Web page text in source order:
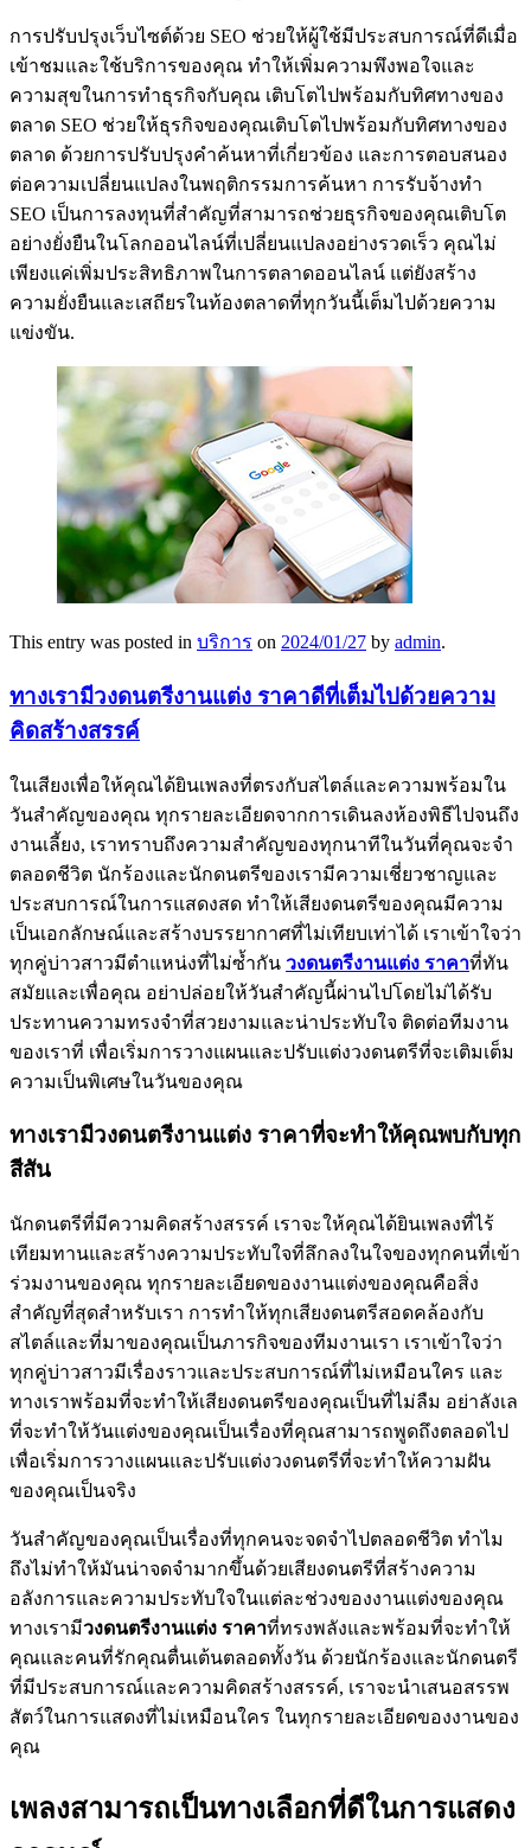
การปรับปรุงเว็บไซต์ด้วย SEO ช่วยให้ผู้ใช้มีประสบการณ์ที่ดีเมื่อ
เข้าชมและใช้บริการของคุณ ทำให้เพิ่มความพึงพอใจและ
ความสุขในการทำธุรกิจกับคุณ เติบโตไปพร้อมกับทิศทางของ
ตลาด SEO ช่วยให้ธุรกิจของคุณเติบโตไปพร้อมกับทิศทางของ
ตลาด ด้วยการปรับปรุงคำค้นหาที่เกี่ยวข้อง และการตอบสนอง
ต่อความเปลี่ยนแปลงในพฤติกรรมการค้นหา การรับจ้างทำ
SEO เป็นการลงทุนที่สำคัญที่สามารถช่วยธุรกิจของคุณเติบโต
อย่างยั่งยืนในโลกออนไลน์ที่เปลี่ยนแปลงอย่างรวดเร็ว คุณไม่
เพียงแค่เพิ่มประสิทธิภาพในการตลาดออนไลน์ แต่ยังสร้าง
ความยั่งยืนและเสถียรในท้องตลาดที่ทุกวันนี้เต็มไปด้วยความ
แข่งขัน.
This entry was posted in บริการ on 2024/01/27 by admin.
ทางเรามีวงดนตรีงานแต่ง ราคาดีที่เต็มไปด้วยความ
คิดสร้างสรรค์
ในเสียงเพื่อให้คุณได้ยินเพลงที่ตรงกับสไตล์และความพร้อมใน
วันสำคัญของคุณ ทุกรายละเอียดจากการเดินลงห้องพิธีไปจนถึง
งานเลี้ยง, เราทราบถึงความสำคัญของทุกนาทีในวันที่คุณจะจำ
ตลอดชีวิต นักร้องและนักดนตรีของเรามีความเชี่ยวชาญและ
ประสบการณ์ในการแสดงสด ทำให้เสียงดนตรีของคุณมีความ
เป็นเอกลักษณ์และสร้างบรรยากาศที่ไม่เทียบเท่าได้ เราเข้าใจว่า
ทุกคู่บ่าวสาวมีตำแหน่งที่ไม่ซ้ำกัน วงดนตรีงานแต่ง ราคาที่ทัน
สมัยและเพื่อคุณ อย่าปล่อยให้วันสำคัญนี้ผ่านไปโดยไม่ได้รับ
ประทานความทรงจำที่สวยงามและน่าประทับใจ ติดต่อทีมงาน
ของเราที่ เพื่อเริ่มการวางแผนและปรับแต่งวงดนตรีที่จะเติมเต็ม
ความเป็นพิเศษในวันของคุณ
ทางเรามีวงดนตรีงานแต่ง ราคาที่จะทำให้คุณพบกับทุก
สีสัน
นักดนตรีที่มีความคิดสร้างสรรค์ เราจะให้คุณได้ยินเพลงที่ไร้
เทียมทานและสร้างความประทับใจที่ลึกลงในใจของทุกคนที่เข้า
ร่วมงานของคุณ ทุกรายละเอียดของงานแต่งของคุณคือสิ่ง
สำคัญที่สุดสำหรับเรา การทำให้ทุกเสียงดนตรีสอดคล้องกับ
สไตล์และที่มาของคุณเป็นภารกิจของทีมงานเรา เราเข้าใจว่า
ทุกคู่บ่าวสาวมีเรื่องราวและประสบการณ์ที่ไม่เหมือนใคร และ
ทางเราพร้อมที่จะทำให้เสียงดนตรีของคุณเป็นที่ไม่ลืม อย่าลังเล
ที่จะทำให้วันแต่งของคุณเป็นเรื่องที่คุณสามารถพูดถึงตลอดไป
เพื่อเริ่มการวางแผนและปรับแต่งวงดนตรีที่จะทำให้ความฝัน
ของคุณเป็นจริง
วันสำคัญของคุณเป็นเรื่องที่ทุกคนจะจดจำไปตลอดชีวิต ทำไม
ถึงไม่ทำให้มันน่าจดจำมากขึ้นด้วยเสียงดนตรีที่สร้างความ
อลังการและความประทับใจในแต่ละช่วงของงานแต่งของคุณ
ทางเรามีวงดนตรีงานแต่ง ราคาที่ทรงพลังและพร้อมที่จะทำให้
คุณและคนที่รักคุณตื่นเต้นตลอดทั้งวัน ด้วยนักร้องและนักดนตรี
ที่มีประสบการณ์และความคิดสร้างสรรค์, เราจะนำเสนอสรรพ
สัตว์ในการแสดงที่ไม่เหมือนใคร ในทุกรายละเอียดของงานของ
คุณ
เพลงสามารถเป็นทางเลือกที่ดีในการแสดง